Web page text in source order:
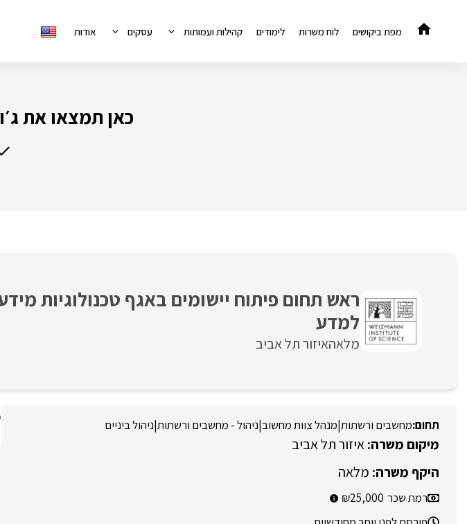
מפת ביקושים לוח משרות לימודים קהילות ועמותות עסקים אודות
כאן תמצאו את
ראש תחום פיתוח יישומים באגף טכנולוגיות
למדע
מלאהאיזור תל אביב
מחשבים ורשתות|מנהל צוות מחשוב|ניהול - מחשבים ורשתות|ניהול ביניים
איזור תל אביב
מלאה
רמת שכר 25,000